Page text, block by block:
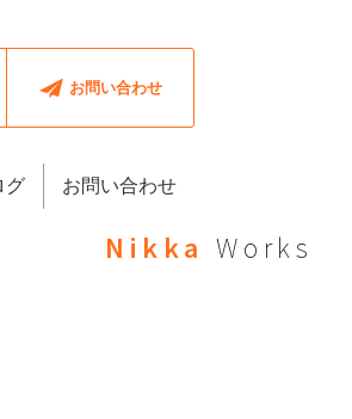
お問い合わせ
グ お問い合わせ
Nikka Works